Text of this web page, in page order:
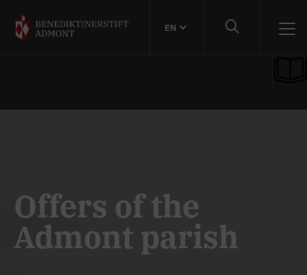
EN
Offers of the
Admont parish